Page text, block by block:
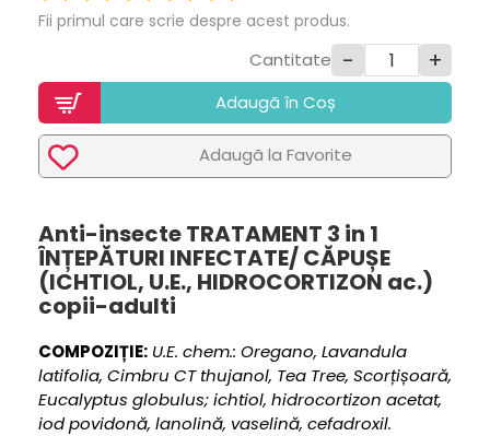
Fii primul care scrie despre acest produs.
Cantitate - +
Adaugã în Coș
Adaugã la Favorite
Anti-insecte TRATAMENT 3 in 1
ÎNȚEPĂTURI INFECTATE/ CĂPUȘE
(ICHTIOL, U.E., HIDROCORTIZON ac.)
copii-adulti
COMPOZIȚIE: U.E. chem.: Oregano, Lavandula
latifolia, Cimbru CT thujanol, Tea Tree, Scorțișoară,
Eucalyptus globulus; ichtiol, hidrocortizon acetat,
iod povidonă, lanolină, vaselină, cefadroxil.